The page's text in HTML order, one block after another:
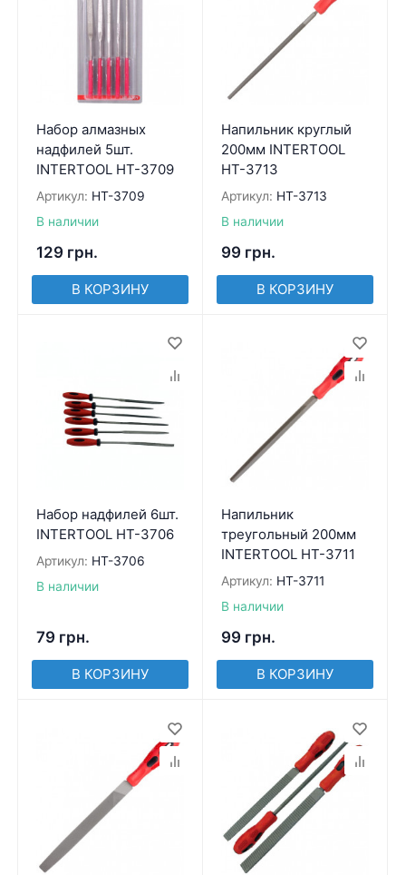
Набор алмазных
надфилей 5шт.
INTERTOOL HT-3709
Артикул: HT-3709
В наличии
129 грн.
В КОРЗИНУ
Напильник круглый
200мм INTERTOOL
HT-3713
Артикул: HT-3713
В наличии
99 грн.
В КОРЗИНУ
Набор надфилей 6шт.
INTERTOOL HT-3706
Артикул: HT-3706
В наличии
79 грн.
В КОРЗИНУ
Напильник
треугольный 200мм
INTERTOOL HT-3711
Артикул: HT-3711
В наличии
99 грн.
В КОРЗИНУ